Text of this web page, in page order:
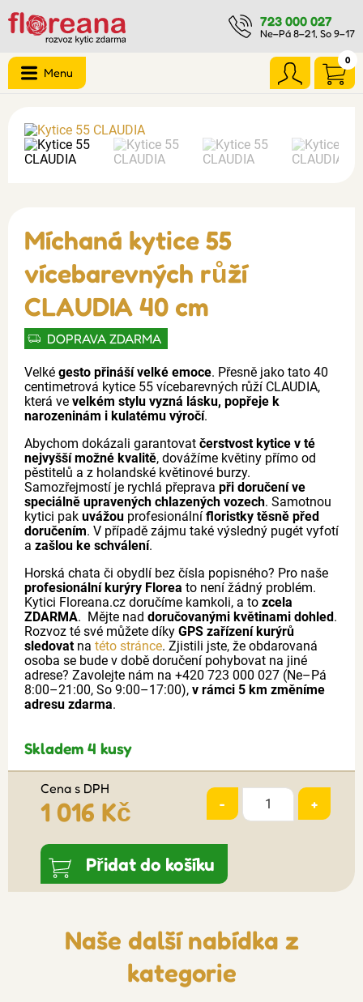
723 000 027
Ne–Pá 8–21, So 9–17
0
Menu
Míchaná kytice 55
vícebarevných růží
CLAUDIA 40 cm
DOPRAVA ZDARMA
Velké gesto přináší velké emoce. Přesně jako tato 40
centimetrová kytice 55 vícebarevných růží CLAUDIA,
která ve velkém stylu vyzná lásku, popřeje k
narozeninám i kulatému výročí.
Abychom dokázali garantovat čerstvost kytice v té
nejvyšší možné kvalitě, dovážíme květiny přímo od
pěstitelů a z holandské květinové burzy.
Samozřejmostí je rychlá přeprava při doručení ve
speciálně upravených chlazených vozech. Samotnou
kytici pak uvážou profesionální floristky těsně před
doručením. V případě zájmu také výsledný pugét vyfotí
a zašlou ke schválení.
Horská chata či obydlí bez čísla popisného? Pro naše
profesionální kurýry Florea to není žádný problém.
Kytici Floreana.cz doručíme kamkoli, a to zcela
ZDARMA. Mějte nad doručovanými květinami dohled.
Rozvoz té své můžete díky GPS zařízení kurýrů
sledovatna této stránce. Zjistili jste, že obdarovaná
osoba se bude v době doručení pohybovat na jiné
adrese? Zavolejte nám na +420 723 000 027 (Ne–Pá
8:00–21:00, So 9:00–17:00), v rámci 5 km změníme
adresu zdarma.
Skladem 4 kusy
Cena s DPH
1 016 Kč - +
Přidat do košíku
Naše další nabídka z
kategorie